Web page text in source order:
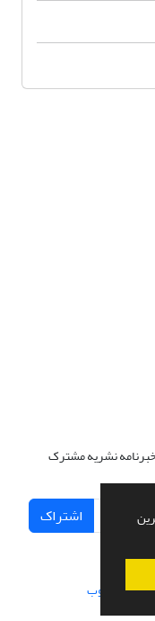
خبرنامه نشریه مشترک
اشتراک
از سیناوب